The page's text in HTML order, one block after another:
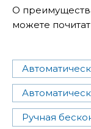
О
можете
Ручная